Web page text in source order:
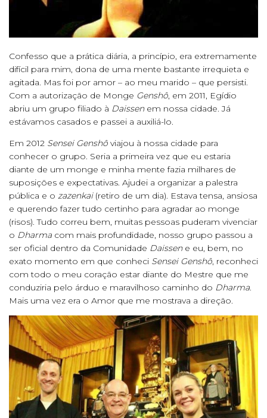
Confesso que a prática diária, a princípio, era extremamente
difícil para mim, dona de uma mente bastante irrequieta e
agitada. Mas foi por amor – ao meu marido – que persisti.
Com a autorização de Monge Genshô, em 2011, Egídio
abriu um grupo filiado à Daissen em nossa cidade. Já
estávamos casados e passei a auxiliá-lo.
Em 2012 Sensei Genshô viajou à nossa cidade para
conhecer o grupo. Seria a primeira vez que eu estaria
diante de um monge e minha mente fazia milhares de
suposições e expectativas. Ajudei a organizar a palestra
pública e o zazenkai(retiro de um dia). Estava tensa, ansiosa
e querendo fazer tudo certinho para agradar ao monge
(risos). Tudo correu bem, muitas pessoas puderam vivenciar
o Dharma com mais profundidade, nosso grupo passou a
ser oficial dentro da Comunidade Daissene eu, bem, no
exato momento em que conheci Sensei Genshô, reconheci
com todo o meu coração estar diante do Mestre que me
conduziria pelo árduo e maravilhoso caminho do Dharma.
Mais uma vez era o Amor que me mostrava a direção.